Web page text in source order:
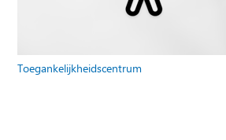
Toegankelijkheidscentrum